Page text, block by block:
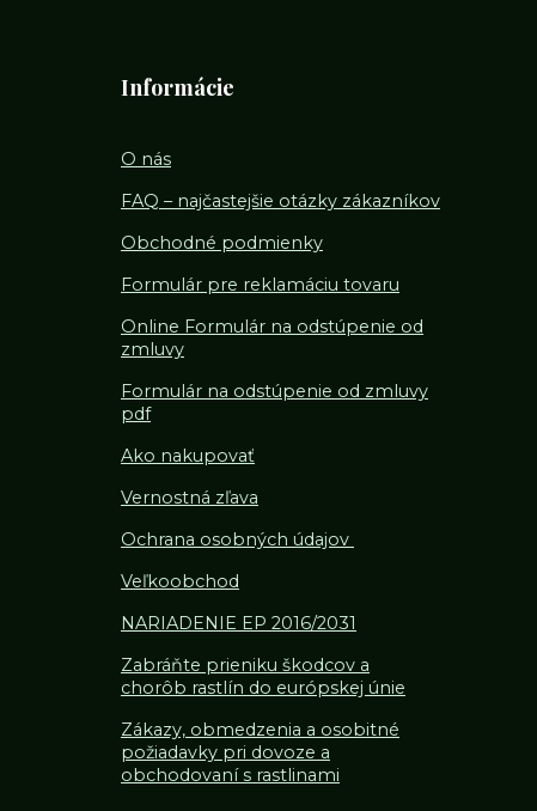
Informácie
O nás
FAQ – najčastejšie otázky zákazníkov
Obchodné podmienky
Formulár pre reklamáciu tovaru
Online Formulár na odstúpenie od
zmluvy
Formulár na odstúpenie od zmluvy
pdf
Ako nakupovať
Vernostná zľava
Ochrana osobných údajov
Veľkoobchod
NARIADENIE EP 2016/2031
Zabráňte prieniku škodcov a
chorôb rastlín do európskej únie
Zákazy, obmedzenia a osobitné
požiadavky pri dovoze a
obchodovaní s rastlinami